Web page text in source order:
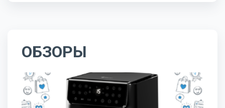
ОБЗОРЫ